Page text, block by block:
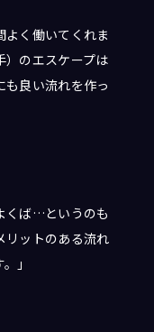
く働いてくれま
）のエスケープは
良い流れを作っ
くば…というのも
リットのある流れ
」